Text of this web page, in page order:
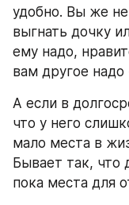
удобно. Вы же
выгнать дочку
ему надо,
вам другое
А если в
что у него
мало места в
Бывает так, что
пока места для